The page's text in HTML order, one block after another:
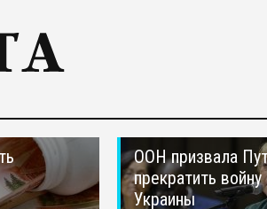
ООН призвала
прекратить войну
Украины